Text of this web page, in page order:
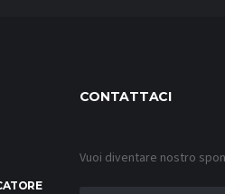
CONTATTACI
Vuoi diventare nostro